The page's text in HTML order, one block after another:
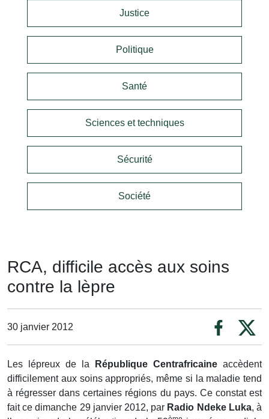
Justice
Politique
Santé
Sciences et techniques
Sécurité
Société
RCA, difficile accès aux soins
contre la lèpre
30 janvier 2012
Les lépreux de la République Centrafricaine accèdent
difficilement aux soins appropriés, même si la maladie tend
à régresser dans certaines régions du pays. Ce constat est
fait ce dimanche 29 janvier 2012, par Radio Ndeke Luka, à